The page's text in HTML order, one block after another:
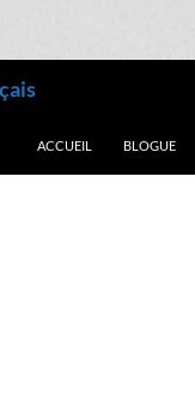
ACCUEIL
BLOGUE